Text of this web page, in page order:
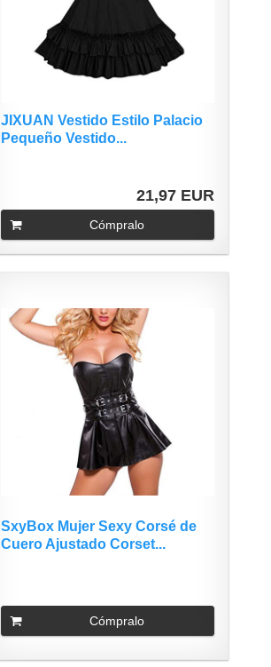
JIXUAN Vestido Estilo Palacio
Pequeño Vestido...
21,97 EUR
Cómpralo
SxyBox Mujer Sexy Corsé de
Cuero Ajustado Corset...
Cómpralo